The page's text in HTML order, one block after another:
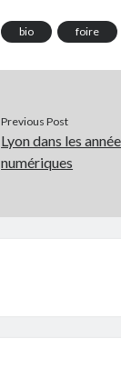
bio foire
Previous Post
Lyon dans les
numériques